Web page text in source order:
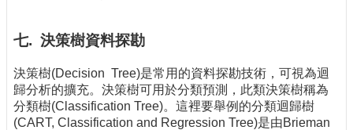
七. 決策樹資料探勘
決策樹(Decision Tree)是常用的資料探勘技術，可視為迴
歸分析的擴充。決策樹可用於分類預測，此類決策樹稱為
分類樹(Classification Tree)。這裡要舉例的分類迴歸樹
(CART, Classification and Regression Tree)是由Brieman